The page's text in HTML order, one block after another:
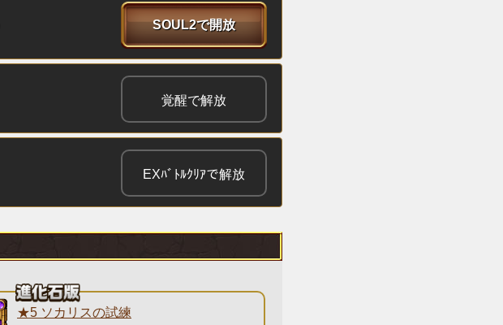
SOUL2で開放
覚醒で解放
EXﾊﾞﾄﾙｸﾘｱで解放
★5 ソカリスの試練